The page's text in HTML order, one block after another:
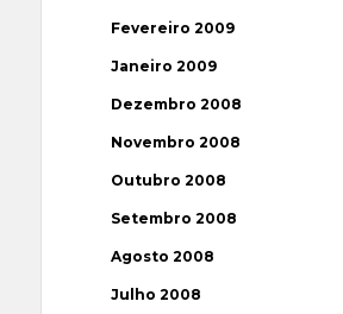
Fevereiro 2009
Janeiro 2009
Dezembro 2008
Novembro 2008
Outubro 2008
Setembro 2008
Agosto 2008
Julho 2008